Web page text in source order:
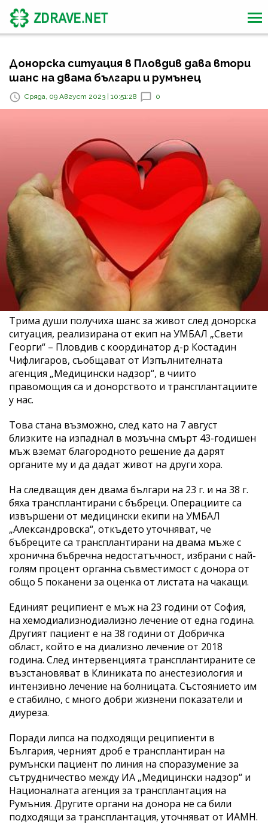
Донорска ситуация в Пловдив дава втори
шанс на двама българи и румънец
Сряда, 09 Август 2023 | 10:51:28 0
Трима души получиха шанс за живот след донорска
ситуация, реализирана от екип на УМБАЛ „Свети
Георги“ – Пловдив с координатор д-р Костадин
Чифлигаров, съобщават от Изпълнителната
агенция „Медицински надзор“, в чиито
правомощия са и донорството и трансплантациите
у нас.
Това стана възможно, след като на 7 август
близките на изпаднал в мозъчна смърт 43-годишен
мъж вземат благородното решение да дарят
органите му и да дадат живот на други хора.
На следващия ден двама българи на 23 г. и на 38 г.
бяха трансплантирани с бъбреци. Операциите са
извършени от медицински екипи на УМБАЛ
„Александровска“, откъдето уточняват, че
бъбреците са трансплантирани на двама мъже с
хронична бъбречна недостатъчност, избрани с най-
голям процент органна съвместимост с донора от
общо 5 поканени за оценка от листата на чакащи.
Единият реципиент е мъж на 23 години от София,
на хемодиализнодиализно лечение от една година.
Другият пациент е на 38 години от Добричка
област, който е на диализно лечение от 2018
година. След интервенцията трансплантираните се
възстановяват в Клиниката по анестезиология и
интензивно лечение на болницата. Състоянието им
е стабилно, с много добри жизнени показатели и
диуреза.
Поради липса на подходящи реципиенти в
България, черният дроб е трансплантиран на
румънски пациент по линия на споразумение за
сътрудничество между ИА „Медицински надзор“ и
Националната агенция за трансплантация на
Румъния. Другите органи на донора не са били
подходящи за трансплантация, уточняват от ИАМН.